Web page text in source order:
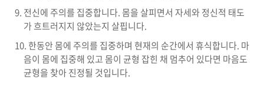
전신에 주의를 집중합니다. 몸을 살피면서 자세와 정신적 태도
가 흐트러지지 않았는지 살핍니다.
한동안 몸에 주의를 집중하며 현재의 순간에서 휴식합니다. 마
음이 몸에 집중해 있고 몸이 균형 잡힌 채 멈추어 있다면 마음도
균형을 찾아 진정될 것입니다.